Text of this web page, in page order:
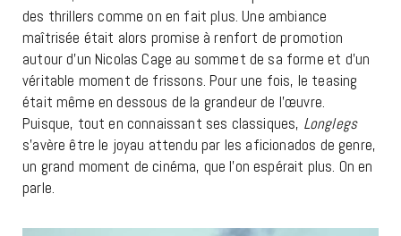
des thrillers comme on en fait plus. Une ambiance
maîtrisée était alors promise à renfort de promotion
autour d’un Nicolas Cage au sommet de sa forme et d’un
véritable moment de frissons. Pour une fois, le teasing
était même en dessous de la grandeur de l’œuvre.
Puisque, tout en connaissant ses classiques, Longlegs
s’avère être le joyau attendu par les aficionados de genre,
un grand moment de cinéma, que l’on espérait plus. On en
parle.